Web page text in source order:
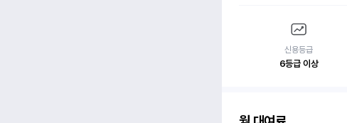
신용등급
6등급 이상